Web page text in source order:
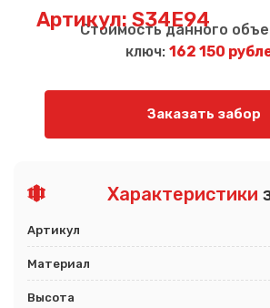
Артикул: S34E94
Стоимость данного
ключ: 162 150
Заказать забор
Характеристики
Артикул
Материал
Высота